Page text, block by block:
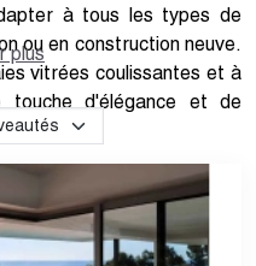
à tous les types de
ou en construction neuve.
vitrées coulissantes et à
touche d'élégance et de
plus